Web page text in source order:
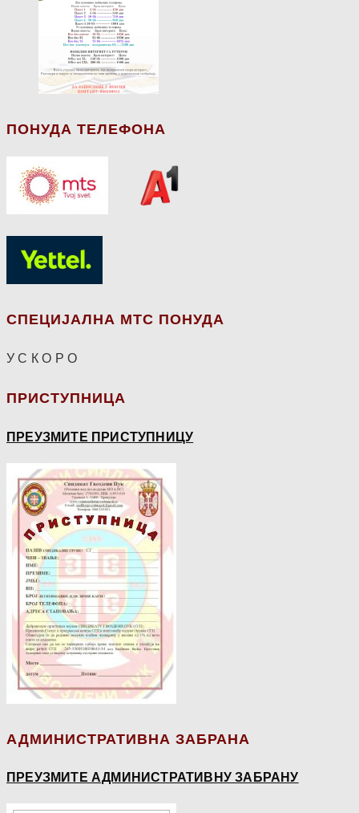
ПОНУДА ТЕЛЕФОНА
СПЕЦИЈАЛНА МТС ПОНУДА
У С К О Р О
ПРИСТУПНИЦА
ПРЕУЗМИТЕ ПРИСТУПНИЦУ
АДМИНИСТРАТИВНА ЗАБРАНА
ПРЕУЗМИТЕ АДМИНИСТРАТИВНУ ЗАБРАНУ